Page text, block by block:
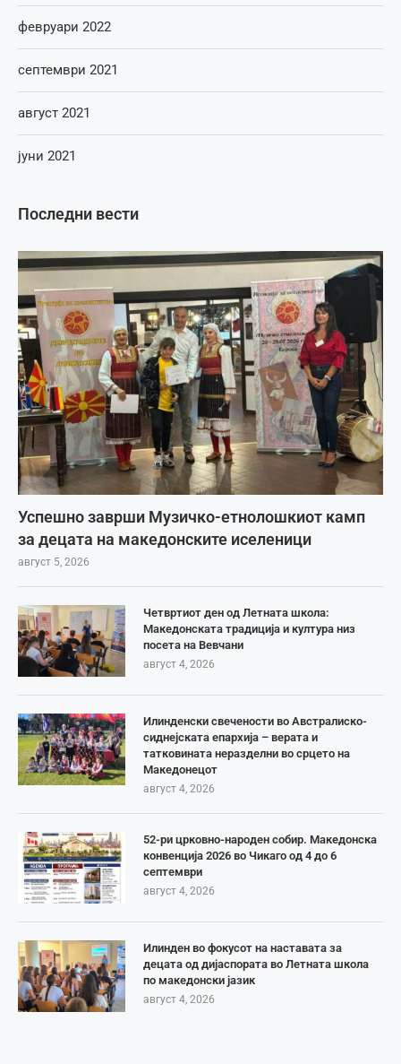
Последни вести
Успешно заврши Музичко-етнолошкиот камп
за децата на македонските иселеници
август 5, 2026
Четвртиот ден од Летната школа:
Македонската традиција и култура низ
посета на Вевчани
август 4, 2026
Илинденски свечености во Австралиско-
сиднејската епархија – верата и
татковината неразделни во срцето на
Македонецот
август 4, 2026
52-ри црковно-народен собир. Македонска
конвенција 2026 во Чикаго од 4 до 6
септември
август 4, 2026
Илинден во фокусот на наставата за
децата од дијаспората во Летната школа
по македонски јазик
август 4, 2026
февруари 2022
септември 2021
август 2021
јуни 2021